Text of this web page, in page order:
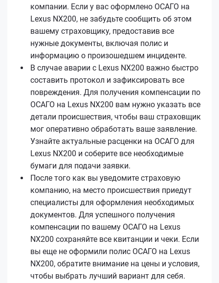
компании. Если у вас оформлено ОСАГО на
Lexus NX200, не забудьте сообщить об этом
вашему страховщику, предоставив все
нужные документы, включая полис и
информацию о произошедшем инциденте.
В случае аварии с Lexus NX200 важно быстро
составить протокол и зафиксировать все
повреждения. Для получения компенсации по
ОСАГО на Lexus NX200 вам нужно указать все
детали происшествия, чтобы ваш страховщик
мог оперативно обработать ваше заявление.
Узнайте актуальные расценки на ОСАГО для
Lexus NX200 и соберите все необходимые
бумаги для подачи заявки.
После того как вы уведомите страховую
компанию, на место происшествия приедут
специалисты для оформления необходимых
документов. Для успешного получения
компенсации по вашему ОСАГО на Lexus
NX200 сохраняйте все квитанции и чеки. Если
вы еще не оформили полис ОСАГО на Lexus
NX200, обратите внимание на цены и условия,
чтобы выбрать лучший вариант для себя.